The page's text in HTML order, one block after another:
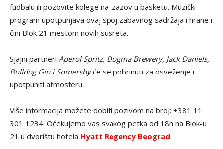
fudbalu ili pozovite kolege na izazov u basketu. Muzički
program upotpunjava ovaj spoj zabavnog sadržaja i hrane i
čini Blok 21 mestom novih susreta.
Sjajni partneri Aperol Spritz, Dogma Brewery, Jack Daniels,
Bulldog Gin i Somersbyće se pobrinuti za osveženje i
upotpuniti atmosferu.
Više informacija možete dobiti pozivom na broj: +381 11
301 1234. Očekujemo vas svakog petka od 18h na Blok-u
21 u dvorištu hotela Hyatt Regency Beograd.